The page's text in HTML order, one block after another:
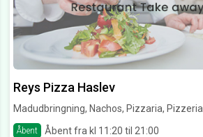
Reys Pizza Haslev
Madudbringning, Nachos, Pizzaria, Pizzeria
Åbent Åbent fra kl 11:20 til 21:00